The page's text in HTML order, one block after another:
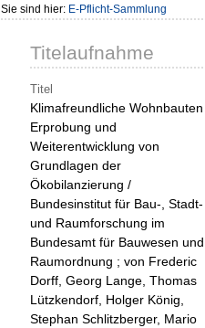
Sie sind hier: E-Pflicht-Sammlung
Titelaufnahme
Titel
Klimafreundliche
Erprobung und
Weiterentwicklung von
Grundlagen der
Ökobilanzierung /
Bundesinstitut für Bau-, Stadt-
und Raumforschung im
Bundesamt für Bauwesen und
Raumordnung ; von Frederic
Dorff, Georg Lange, Thomas
Lützkendorf, Holger König,
Stephan Schlitzberger, Mario